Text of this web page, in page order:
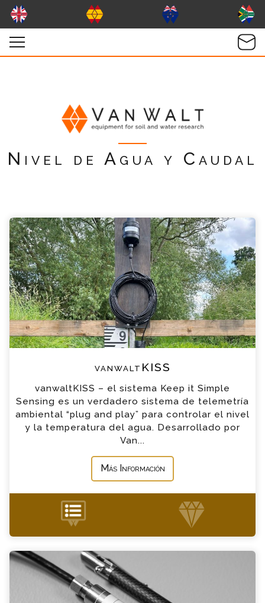
Nivel de Agua y Caudal
vanwaltKISS
vanwaltKISS – el sistema Keep it Simple
Sensing es un verdadero sistema de telemetría
ambiental “plug and play” para controlar el nivel
y la temperatura del agua. Desarrollado por
Van...
Más Información
vanwaltKISS Consulta
Por favor completa el formulario, un miembro
de nuestro equipo contactara contigo en
breve
Nombre
*
Email
*
Empresa
*
Mensaje
*
vanwaltKISS – XS Consulta
Por favor completa el formulario, un miembro
de nuestro equipo contactara contigo en
breve